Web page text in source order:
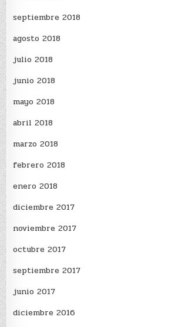
septiembre 2018
agosto 2018
julio 2018
junio 2018
mayo 2018
abril 2018
marzo 2018
febrero 2018
enero 2018
diciembre 2017
noviembre 2017
octubre 2017
septiembre 2017
junio 2017
diciembre 2016